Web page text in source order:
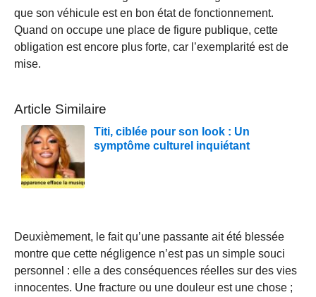
que son véhicule est en bon état de fonctionnement.
Quand on occupe une place de figure publique, cette
obligation est encore plus forte, car l’exemplarité est de
mise.
Article Similaire
Titi, ciblée pour son look : Un
symptôme culturel inquiétant
Deuxièmement, le fait qu’une passante ait été blessée
montre que cette négligence n’est pas un simple souci
personnel : elle a des conséquences réelles sur des vies
innocentes. Une fracture ou une douleur est une chose ;